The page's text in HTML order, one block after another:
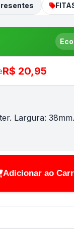
R$ 20,95
Largura:
Adicionar ao